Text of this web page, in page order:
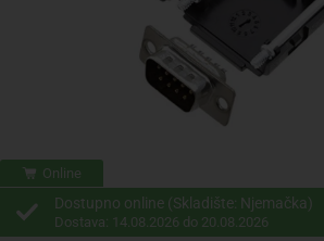
Online
Dostupno online (Skladište: Njemačka)
Dostava: 14.08.2026 do 20.08.2026